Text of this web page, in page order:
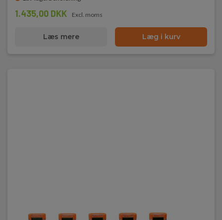
1.435,00 DKK Excl. moms
Læs mere Læg i kurv
instrumenter